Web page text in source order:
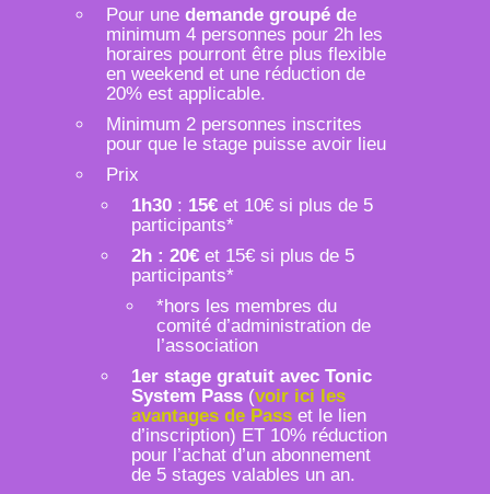
Pour une demande groupé de
minimum 4 personnes pour 2h les
horaires pourront être plus flexible
en weekend et une réduction de
20% est applicable.
Minimum 2 personnes inscrites
pour que le stage puisse avoir lieu
Prix
1h30 : 15€ et 10€ si plus de 5
participants*
2h : 20€ et 15€ si plus de 5
participants*
*hors les membres du
comité d’administration de
l’association
1er stage gratuit avec Tonic
System Pass (voir ici les
avantages de Pass et le lien
d’inscription) ET 10% réduction
pour l’achat d’un abonnement
de 5 stages valables un an.